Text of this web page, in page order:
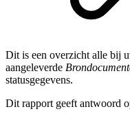
Dit is een overzicht alle bij
aangeleverde
statusgegevens.
Dit rapport geeft antwoord